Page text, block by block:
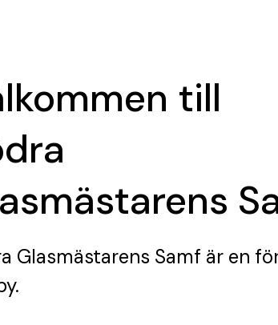
till
Glasmästarens Samf är en